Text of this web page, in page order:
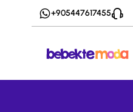
+905447617455